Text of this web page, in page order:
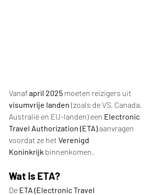
Vanaf april 2025 moeten reizigers uit
visumvrije landen (zoals de VS, Canada,
Australië en EU-landen) een Electronic
Travel Authorization (ETA) aanvragen
voordat ze het Verenigd
Koninkrijk binnenkomen.
Wat is ETA?
De ETA (Electronic Travel